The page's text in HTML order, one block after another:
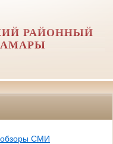
РАЙОННЫЙ
обзоры СМИ